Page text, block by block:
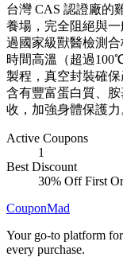
台灣 CAS 認證廠的
養場，完全阻絕與
過國家級獸醫檢測
時間高溫（超過
製程，真空封裝確
含有豐富蛋白質、
收，加強身體保護力
Active Coupons
1
Best Discount
30% Off First
CouponMad
Your go-to platform
every purchase.